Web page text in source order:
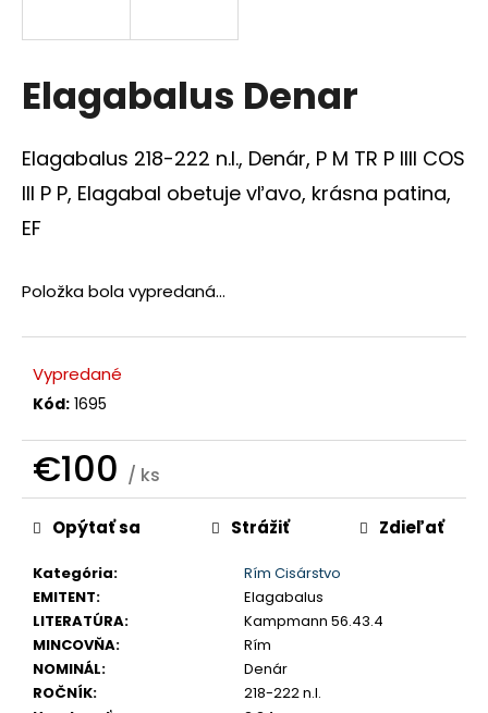
Elagabalus Denar
Elagabalus 218-222 n.l., Denár, P M TR P IIII COS
III P P, Elagabal obetuje vľavo, krásna patina,
EF
Položka bola vypredaná…
Vypredané
Kód: 1695
€100 / ks
Jednotková
cena:
Kategória:
Rím Cisárstvo
EMITENT:
Elagabalus
LITERATÚRA:
Kampmann 56.43.4
MINCOVŇA:
Rím
NOMINÁL:
Denár
ROČNÍK:
218-222 n.l.
Opýtať sa Strážiť Zdieľať
s
ť
d
p
ú
č
a
e
JOZEF
GRAJCIAR